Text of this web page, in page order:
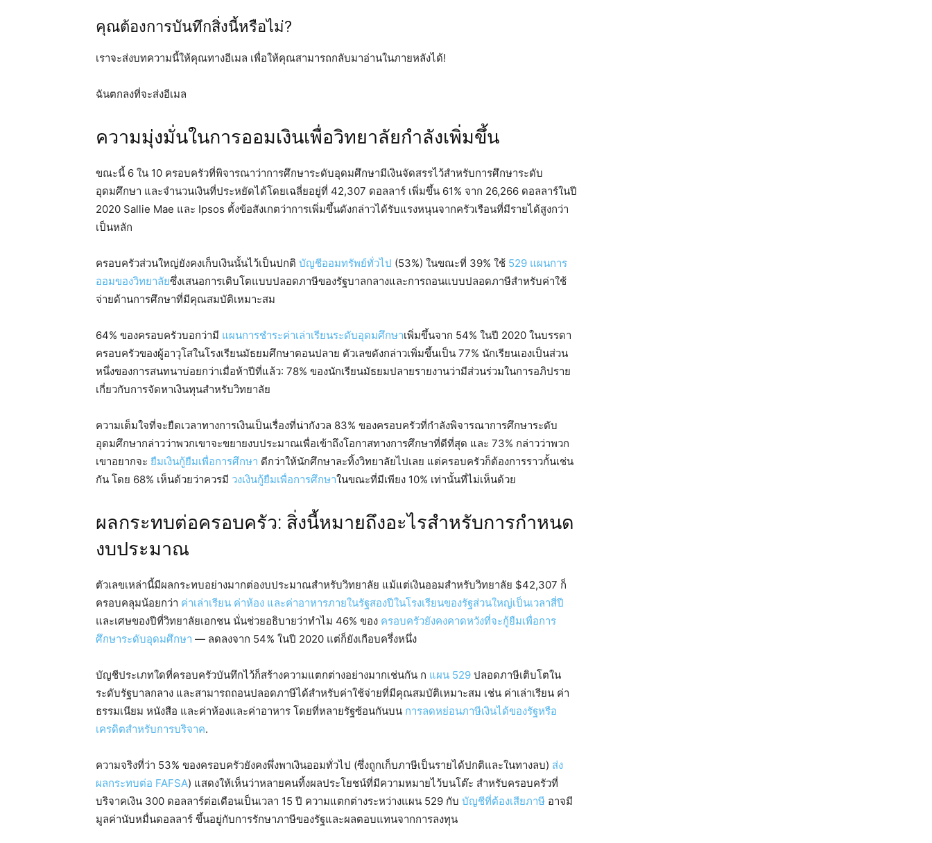
คุณต้องการบันทึกสิ่งนี้หรือไม่?
เราจะส่งบทความนี้ให้คุณทางอีเมล เพื่อให้คุณสามารถกลับมาอ่านในภายหลังได้!
ฉันตกลงที่จะส่งอีเมล
ความมุ่งมั่นในการออมเงินเพื่อวิทยาลัยกำลังเพิ่มขึ้น
ขณะนี้ 6 ใน 10 ครอบครัวที่พิจารณาว่าการศึกษาระดับอุดมศึกษามีเงินจัดสรรไว้สำหรับการศึกษาระดับ
อุดมศึกษา และจำนวนเงินที่ประหยัดได้โดยเฉลี่ยอยู่ที่ 42,307 ดอลลาร์ เพิ่มขึ้น 61% จาก 26,266 ดอลลาร์ในปี
2020 Sallie Mae และ Ipsos ตั้งข้อสังเกตว่าการเพิ่มขึ้นดังกล่าวได้รับแรงหนุนจากครัวเรือนที่มีรายได้สูงกว่า
เป็นหลัก
ครอบครัวส่วนใหญ่ยังคงเก็บเงินนั้นไว้เป็นปกติ บัญชีออมทรัพย์ทั่วไป (53%) ในขณะที่ 39% ใช้ 529 แผนการ
ออมของวิทยาลัยซึ่งเสนอการเติบโตแบบปลอดภาษีของรัฐบาลกลางและการถอนแบบปลอดภาษีสำหรับค่าใช้
จ่ายด้านการศึกษาที่มีคุณสมบัติเหมาะสม
64% ของครอบครัวบอกว่ามี แผนการชำระค่าเล่าเรียนระดับอุดมศึกษาเพิ่มขึ้นจาก 54% ในปี 2020 ในบรรดา
ครอบครัวของผู้อาวุโสในโรงเรียนมัธยมศึกษาตอนปลาย ตัวเลขดังกล่าวเพิ่มขึ้นเป็น 77% นักเรียนเองเป็นส่วน
หนึ่งของการสนทนาบ่อยกว่าเมื่อห้าปีที่แล้ว: 78% ของนักเรียนมัธยมปลายรายงานว่ามีส่วนร่วมในการอภิปราย
เกี่ยวกับการจัดหาเงินทุนสำหรับวิทยาลัย
ความเต็มใจที่จะยืดเวลาทางการเงินเป็นเรื่องที่น่ากังวล 83% ของครอบครัวที่กำลังพิจารณาการศึกษาระดับ
อุดมศึกษากล่าวว่าพวกเขาจะขยายงบประมาณเพื่อเข้าถึงโอกาสทางการศึกษาที่ดีที่สุด และ 73% กล่าวว่าพวก
เขาอยากจะ ยืมเงินกู้ยืมเพื่อการศึกษา ดีกว่าให้นักศึกษาละทิ้งวิทยาลัยไปเลย แต่ครอบครัวก็ต้องการราวกั้นเช่น
กัน โดย 68% เห็นด้วยว่าควรมี วงเงินกู้ยืมเพื่อการศึกษาในขณะที่มีเพียง 10% เท่านั้นที่ไม่เห็นด้วย
ผลกระทบต่อครอบครัว: สิ่งนี้หมายถึงอะไรสำหรับการกำหนด
งบประมาณ
ตัวเลขเหล่านี้มีผลกระทบอย่างมากต่องบประมาณสำหรับวิทยาลัย แม้แต่เงินออมสำหรับวิทยาลัย $42,307 ก็
ครอบคลุมน้อยกว่า ค่าเล่าเรียน ค่าห้อง และค่าอาหารภายในรัฐสองปีในโรงเรียนของรัฐส่วนใหญ่เป็นเวลาสี่ปี
และเศษของปีที่วิทยาลัยเอกชน นั่นช่วยอธิบายว่าทำไม 46% ของ ครอบครัวยังคงคาดหวังที่จะกู้ยืมเพื่อการ
ศึกษาระดับอุดมศึกษา — ลดลงจาก 54% ในปี 2020 แต่ก็ยังเกือบครึ่งหนึ่ง
บัญชีประเภทใดที่ครอบครัวบันทึกไว้ก็สร้างความแตกต่างอย่างมากเช่นกัน ก แผน 529 ปลอดภาษีเติบโตใน
ระดับรัฐบาลกลาง และสามารถถอนปลอดภาษีได้สำหรับค่าใช้จ่ายที่มีคุณสมบัติเหมาะสม เช่น ค่าเล่าเรียน ค่า
ธรรมเนียม หนังสือ และค่าห้องและค่าอาหาร โดยที่หลายรัฐซ้อนกันบน การลดหย่อนภาษีเงินได้ของรัฐหรือ
เครดิตสำหรับการบริจาค.
ความจริงที่ว่า 53% ของครอบครัวยังคงพึ่งพาเงินออมทั่วไป (ซึ่งถูกเก็บภาษีเป็นรายได้ปกติและในทางลบ) ส่ง
ผลกระทบต่อ FAFSA) แสดงให้เห็นว่าหลายคนทิ้งผลประโยชน์ที่มีความหมายไว้บนโต๊ะ สำหรับครอบครัวที่
บริจาคเงิน 300 ดอลลาร์ต่อเดือนเป็นเวลา 15 ปี ความแตกต่างระหว่างแผน 529 กับ บัญชีที่ต้องเสียภาษี อาจมี
มูลค่านับหมื่นดอลลาร์ ขึ้นอยู่กับการรักษาภาษีของรัฐและผลตอบแทนจากการลงทุน